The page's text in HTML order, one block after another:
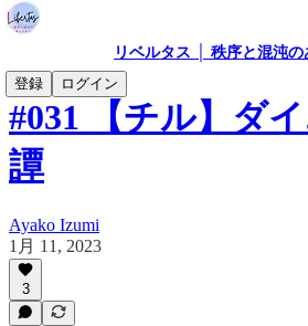
リベルタス │ 秩序と混沌の
登録
ログイン
#031 【チル】ダ
譚
Ayako Izumi
1月 11, 2023
3